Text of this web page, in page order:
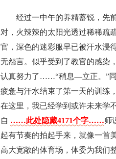
经过一中午的养精蓄锐，先
对，火辣辣的太阳光透过稀稀疏
官，深色的迷彩服早已被汗水浸
无怨言。似乎受到了教官的感染
认真努力了……“稍息—立正。”同
疲惫与汗水结束了第一天的训练
在这里，我已经学到或许未来学
自 ……此处隐藏4171个字……师
起有节奏的拍起手来，就像一首
高大宽敞的体育场，体委为我们